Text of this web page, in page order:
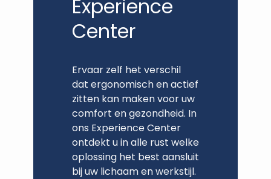
Experience
Center
Ervaar zelf het verschil
dat ergonomisch en actief
zitten kan maken voor uw
comfort en gezondheid. In
ons Experience Center
ontdekt u in alle rust welke
oplossing het best aansluit
bij uw lichaam en werkstijl.